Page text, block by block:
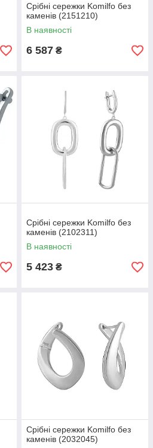
Срібні сережки Komilfo без
каменів (2151210)
В наявності
6 587 ₴
Срібні сережки Komilfo без
каменів (2102311)
В наявності
5 423 ₴
Срібні сережки Komilfo без
каменів (2032045)